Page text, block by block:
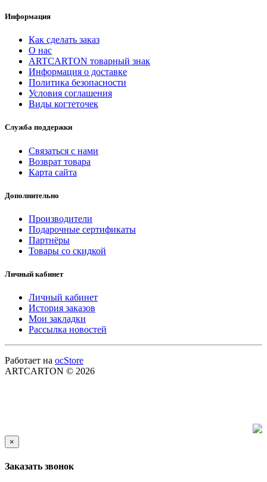
Информация
Как сделать заказ
О нас
ARTCARTON товарный знак
Информация о доставке
Политика безопасности
Условия соглашения
Виды когтеточек
Служба поддержки
Связаться с нами
Возврат товара
Карта сайта
Дополнительно
Производители
Подарочные сертификаты
Партнёры
Товары со скидкой
Личный кабинет
Личный кабинет
История заказов
Мои закладки
Рассылка новостей
Работает на ocStore
ARTCARTON © 2026
×
Заказать звонок